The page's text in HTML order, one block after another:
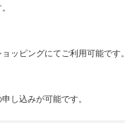
ッピングにてご利用可能です。
し込みが可能です。